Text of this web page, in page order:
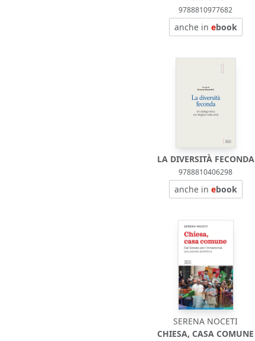
9788810977682
anche in ebook
LA DIVERSITÀ FECONDA
9788810406298
anche in ebook
SERENA NOCETI
CHIESA, CASA COMUNE